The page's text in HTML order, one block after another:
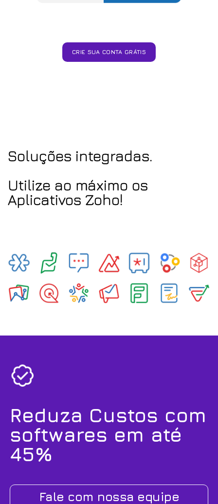
CRIE SUA CONTA GRÁTIS
Soluções integradas.
Utilize ao máximo os
Aplicativos Zoho!
Reduza Custos com
softwares em até
45%
Fale com nossa equipe